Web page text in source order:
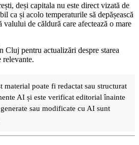
deși capitala nu este direct vizată de
ca și acolo temperaturile să depășească
de căldură care afectează o mare
Cluj pentru actualizări despre starea
material poate fi redactat sau structurat
AI și este verificat editorial înainte
sau modificate cu AI sunt